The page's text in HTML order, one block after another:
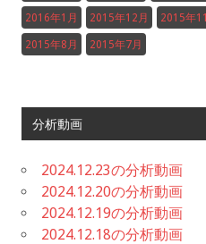
2016年1月 2015年12月 2015年
2015年8月 2015年7月
分析動画
2024.12.23の分析動画
2024.12.20の分析動画
2024.12.19の分析動画
2024.12.18の分析動画